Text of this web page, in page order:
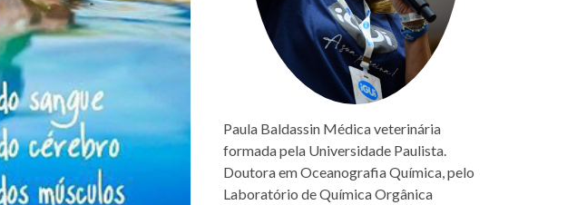
Paula Baldassin Médica veterinária
formada pela Universidade Paulista.
Doutora em Oceanografia Química, pelo
Laboratório de Química Orgânica